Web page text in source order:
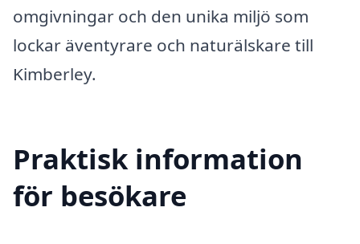
omgivningar och den unika miljö som
lockar äventyrare och naturälskare till
Kimberley.
Praktisk information
för besökare